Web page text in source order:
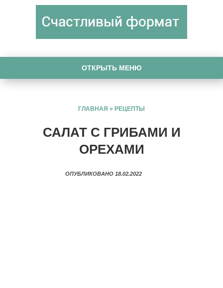
ОТКРЫТЬ МЕНЮ
ГЛАВНАЯ » РЕЦЕПТЫ
САЛАТ С ГРИБАМИ И
ОРЕХАМИ
ОПУБЛИКОВАНО 18.02.2022